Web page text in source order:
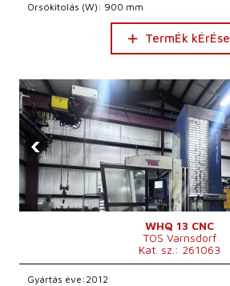
Orsókitolás (W): 900 mm
TermÉk kÉrÉse
‹
WHQ 13 CNC
TOS Varnsdorf
Kat. sz.: 261063
Gyártás éve:2012